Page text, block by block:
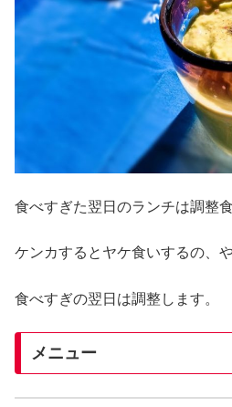
食べすぎた翌日のランチは調整食
ケンカするとヤケ食いするの、
食べすぎの翌日は調整します。
メニュー